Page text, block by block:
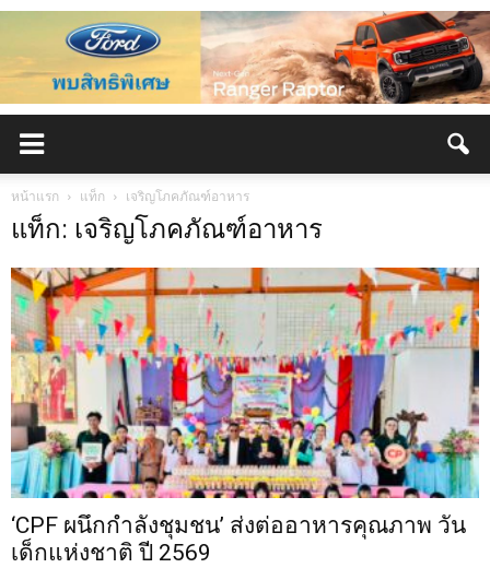
หน้าแรก แท็ก เจริญโภคภัณฑ์อาหาร
แท็ก: เจริญโภคภัณฑ์อาหาร
‘CPF ผนึกกำลังชุมชน’ ส่งต่ออาหารคุณภาพ วัน
เด็กแห่งชาติ ปี 2569